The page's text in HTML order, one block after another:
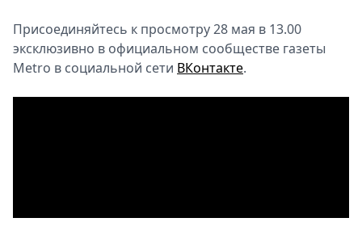
Присоединяйтесь к просмотру 28 мая в 13.00
эксклюзивно в официальном сообществе газеты
Metro в социальной сети ВКонтакте.